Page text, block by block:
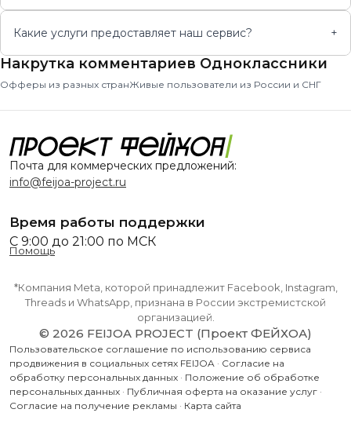
Накрутка комментариев Одноклассники
Какие услуги предоставляет наш сервис? +
Офферы из разных странЖивые пользователи из России и СНГ
Почта для коммерческих предложений:
info@feijoa-project.ru
Время работы поддержки
С 9:00 до 21:00 по МСК
Помощь
*Компания Meta, которой принадлежит Facebook, Instagram,
Threads и WhatsApp, признана в России экстремистской
организацией.
© 2026 FEIJOA PROJECT (Проект ФЕЙХОА)
Пользовательское соглашение по использованию сервиса
продвижения в социальных сетях FEIJOA · Согласие на
обработку персональных данных · Положение об обработке
персональных данных · Публичная оферта на оказание услуг ·
Согласие на получение рекламы · Карта сайта